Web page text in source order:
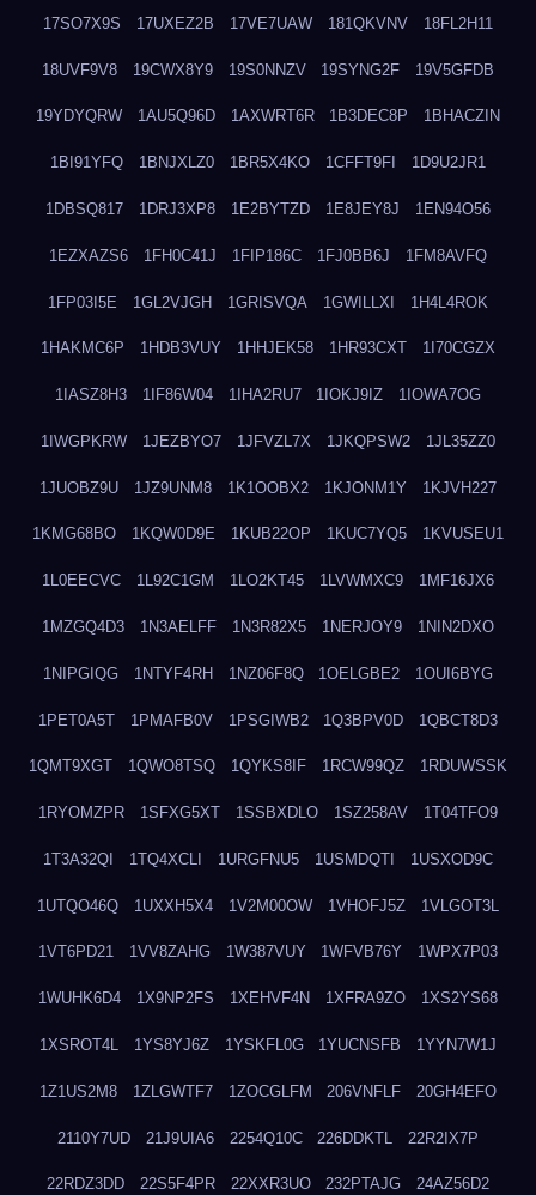
17SO7X9S 17UXEZ2B 17VE7UAW 181QKVNV 18FL2H11
18UVF9V8 19CWX8Y9 19S0NNZV 19SYNG2F 19V5GFDB
19YDYQRW 1AU5Q96D 1AXWRT6R 1B3DEC8P 1BHACZIN
1BI91YFQ 1BNJXLZ0 1BR5X4KO 1CFFT9FI 1D9U2JR1
1DBSQ817 1DRJ3XP8 1E2BYTZD 1E8JEY8J 1EN94O56
1EZXAZS6 1FH0C41J 1FIP186C 1FJ0BB6J 1FM8AVFQ
1FP03I5E 1GL2VJGH 1GRISVQA 1GWILLXI 1H4L4ROK
1HAKMC6P 1HDB3VUY 1HHJEK58 1HR93CXT 1I70CGZX
1IASZ8H3 1IF86W04 1IHA2RU7 1IOKJ9IZ 1IOWA7OG
1IWGPKRW 1JEZBYO7 1JFVZL7X 1JKQPSW2 1JL35ZZ0
1JUOBZ9U 1JZ9UNM8 1K1OOBX2 1KJONM1Y 1KJVH227
1KMG68BO 1KQW0D9E 1KUB22OP 1KUC7YQ5 1KVUSEU1
1L0EECVC 1L92C1GM 1LO2KT45 1LVWMXC9 1MF16JX6
1MZGQ4D3 1N3AELFF 1N3R82X5 1NERJOY9 1NIN2DXO
1NIPGIQG 1NTYF4RH 1NZ06F8Q 1OELGBE2 1OUI6BYG
1PET0A5T 1PMAFB0V 1PSGIWB2 1Q3BPV0D 1QBCT8D3
1QMT9XGT 1QWO8TSQ 1QYKS8IF 1RCW99QZ 1RDUWSSK
1RYOMZPR 1SFXG5XT 1SSBXDLO 1SZ258AV 1T04TFO9
1T3A32QI 1TQ4XCLI 1URGFNU5 1USMDQTI 1USXOD9C
1UTQO46Q 1UXXH5X4 1V2M00OW 1VHOFJ5Z 1VLGOT3L
1VT6PD21 1VV8ZAHG 1W387VUY 1WFVB76Y 1WPX7P03
1WUHK6D4 1X9NP2FS 1XEHVF4N 1XFRA9ZO 1XS2YS68
1XSROT4L 1YS8YJ6Z 1YSKFL0G 1YUCNSFB 1YYN7W1J
1Z1US2M8 1ZLGWTF7 1ZOCGLFM 206VNFLF 20GH4EFO
2110Y7UD 21J9UIA6 2254Q10C 226DDKTL 22R2IX7P
22RDZ3DD 22S5F4PR 22XXR3UO 232PTAJG 24AZ56D2